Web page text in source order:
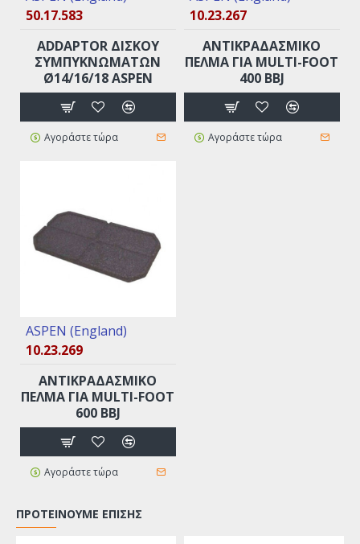
50.17.583
ADDAPTOR ΔΙΣΚΟΥ
ΣΥΜΠΥΚΝΩΜΑΤΩΝ
Ø14/16/18 ASPEN
Αγοράστε τώρα
10.23.267
ANTIKΡΑΔΑΣΜΙΚΟ
ΠΕΛΜΑ ΓΙΑ MULTI-FOOT
400 BBJ
Αγοράστε τώρα
ASPEN (England)
10.23.269
ANTIKΡΑΔΑΣΜΙΚΟ
ΠΕΛΜΑ ΓΙΑ MULTI-FOOT
600 BBJ
Αγοράστε τώρα
ΠΡΟΤΕΊΝΟΥΜΕ ΕΠΊΣΗΣ